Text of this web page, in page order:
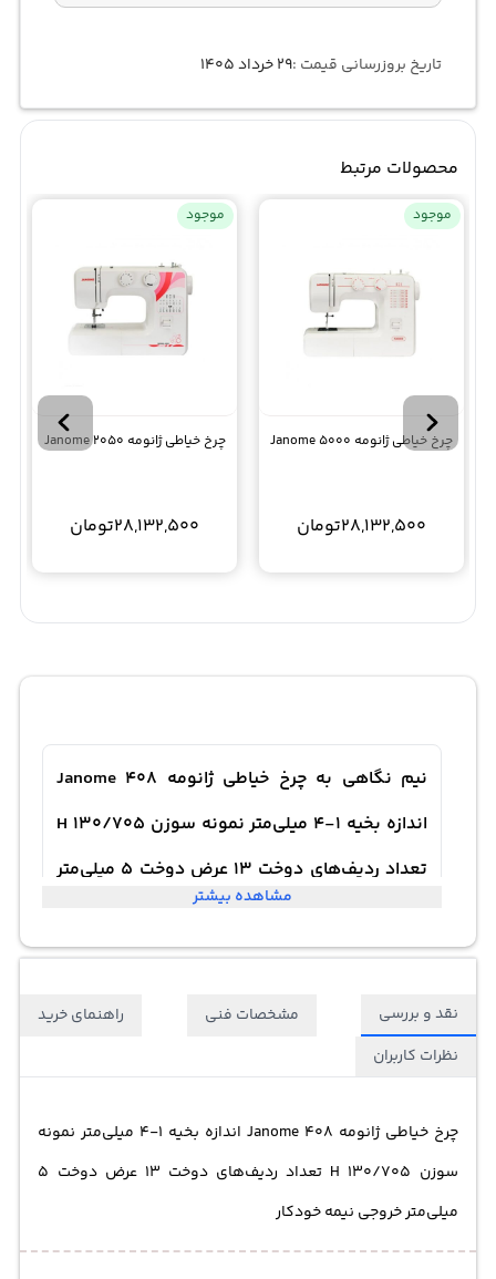
تاریخ بروزرسانی قیمت :۲۹ خرداد ۱۴۰۵
محصولات مرتبط
موجود
چرخ خیاطی ژانومه Janome 5000
28,132,500تومان
موجود
چرخ خیاطی ژانومه 2050 Janome
28,132,500تومان
نیم نگاهی به چرخ خیاطی ژانومه Janome 408
اندازه بخیه 1-4 میلی‌متر نمونه سوزن 130/705 H
تعداد ردیف‌های دوخت 13 عرض دوخت 5 میلی‌متر
مشاهده بیشتر
نقد و بررسی مشخصات فنی
راهنمای خرید
نظرات کاربران
چرخ خیاطی ژانومه Janome 408 اندازه بخیه 1-4 میلی‌متر نمونه
سوزن 130/705 H تعداد ردیف‌های دوخت 13 عرض دوخت 5
میلی‌متر خروجی نیمه خودکار